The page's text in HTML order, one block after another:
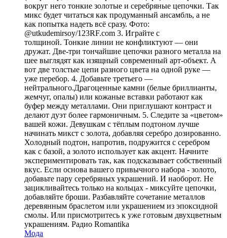
вокруг него тонкие золотые и серебряные цепочки. Так
микс будет читаться как продуманный ансамбль, а не
как попытка надеть всё сразу. Фото:
@utkudemirsoy/123RF.com 3. Играйте с
толщиной. Тонкие линии не конфликтуют — они
дружат. Две-три тончайшие цепочки разного металла на
шее выглядят как изящный современный арт-объект. А
вот две толстые цепи разного цвета на одной руке —
уже перебор. 4. Добавьте третьего —
нейтрального.Драгоценные камни (белые бриллианты,
жемчуг, опалы) или кожаные вставки работают как
буфер между металлами. Они приглушают контраст и
делают дуэт более гармоничным. 5. Следите за «цветом»
вашей кожи. Девушкам с тёплым подтоном лучше
начинать микст с золота, добавляя серебро дозированно.
Холодный подтон, напротив, подружится с серебром
как с базой, а золото использует как акцент. Начните
экспериментировать так, как подсказывает собственный
вкус. Если основа вашего привычного набора - золото,
добавьте пару серебряных украшений. И наоборот. Не
зацикливайтесь только на кольцах - миксуйте цепочки,
добавляйте броши. Разбавляйте сочетание металлов
деревянным браслетом или украшением из эпоксидной
смолы. Или присмотритесь к уже готовым двухцветным
украшениям. Радио Romantika
Мода